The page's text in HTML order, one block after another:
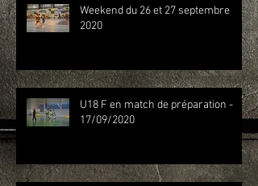
Weekend du 26 et 27 septembre
2020
U18 F en match de préparation -
17/09/2020